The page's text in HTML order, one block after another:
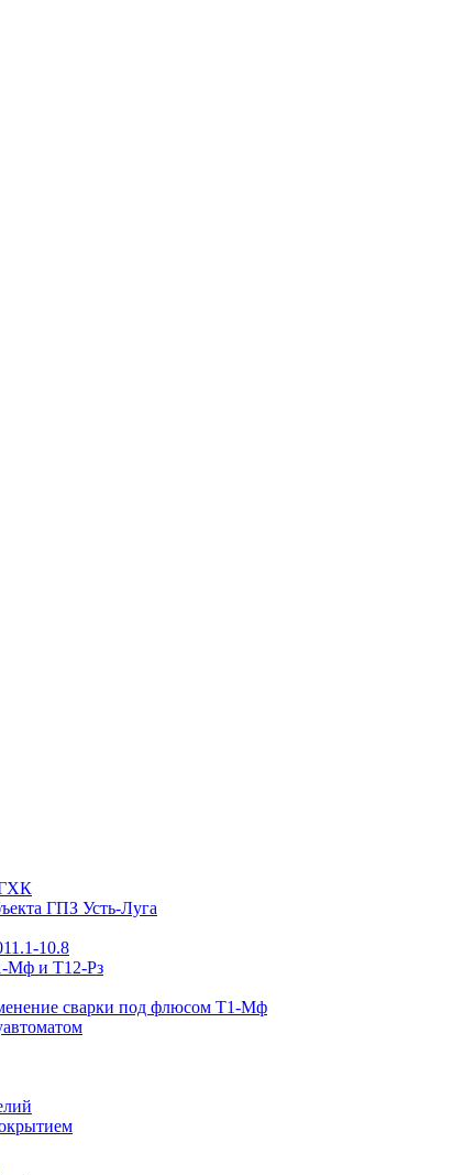
ГХК
ГПЗ Усть-Луга
10.8
Мф и Т12-Рз
сварки под флюсом Т1-Мф